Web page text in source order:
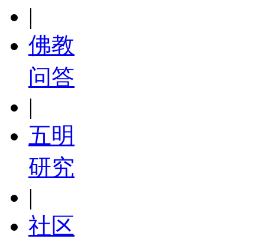
|
佛教
问答
|
五明
研究
|
社区